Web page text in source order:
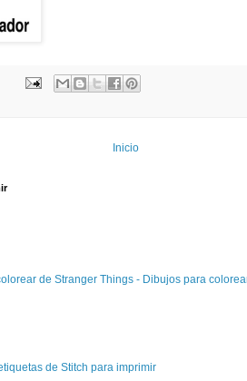
Inicio
de Stranger Things - Dibujos para
de Stitch para imprimir